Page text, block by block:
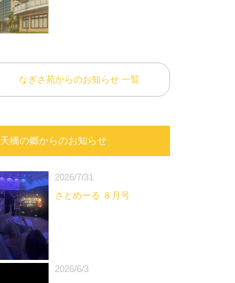
なぎさ苑からのお知らせ 一覧
天橋の郷からのお知らせ
2026/7/31
さとめーる ８月号
2026/6/3